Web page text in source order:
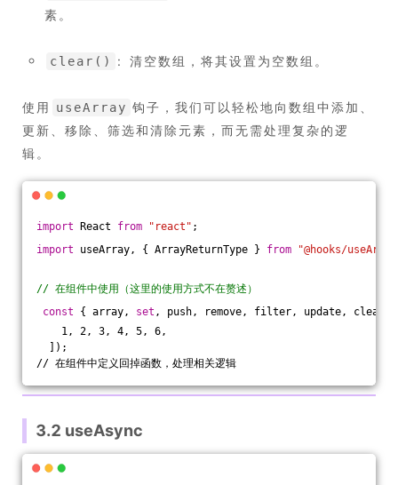
素。
clear() : 清空数组，将其设置为空数组。
使用 useArray 钩子，我们可以轻松地向数组中添加、
更新、移除、筛选和清除元素，而无需处理复杂的逻
辑。
import React from "react" ;
import useArray, { ArrayReturnType } from "@hooks/
// 在组件中使用（这里的使用方式不在赘述）
const { array, set , push, remove, filter, update, clear }:
1, 2, 3, 4, 5, 6,
]);
// 在组件中定义回掉函数，处理相关逻辑
3.2 useAsync